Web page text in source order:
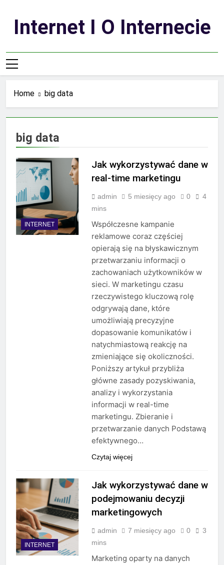
contentInternet I O Internecie
Home big data
big data
INTERNET
Jak wykorzystywać dane w
real-time marketingu
admin 5 miesięcy ago 0
4
mins
Współczesne kampanie
reklamowe coraz częściej
opierają się na błyskawicznym
przetwarzaniu informacji o
zachowaniach użytkowników w
sieci. W marketingu czasu
rzeczywistego kluczową rolę
odgrywają dane, które
umożliwiają precyzyjne
dopasowanie komunikatów i
natychmiastową reakcję na
zmieniające się okoliczności.
Poniższy artykuł przybliża
główne zasady pozyskiwania,
analizy i wykorzystania
informacji w real-time
marketingu. Zbieranie i
przetwarzanie danych Podstawą
efektywnego…
Czytaj więcej
INTERNET
Jak wykorzystywać dane w
podejmowaniu decyzji
marketingowych
admin 7 miesięcy ago 0
3
mins
Marketing oparty na danych